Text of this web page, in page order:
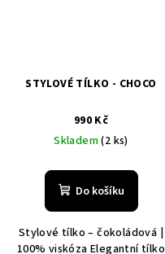
STYLOVÉ TÍLKO - CHOCO
990 Kč
Skladem(2 ks)
Do košíku
Stylové tílko – čokoládová |
100% viskóza Elegantní tílko